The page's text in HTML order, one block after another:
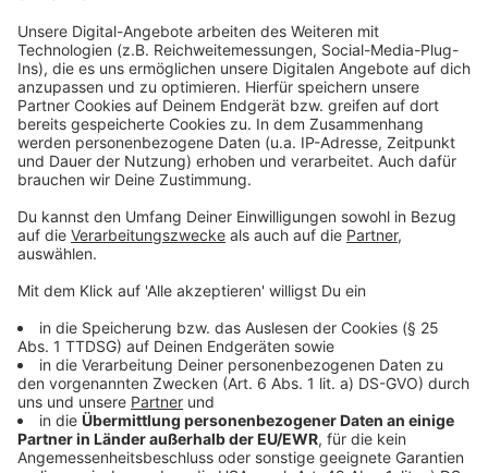
Das generationsübergreifende Spiele-Angebot hat
sich laut Verband in den vergangenen Jahren als ein
Anker für viele Menschen nicht nur in Krisenzeiten
erwiesen. Angesichts von Klimakrise, Inflation oder
Unsicherheiten infolge des Ukraine-Kriegs sei in einigen
Bereichen eine Kaufzurückhaltung beim Verbraucher
spürbar - gegenteilig laufe es hingegen bei den
analogen Spielen. Das gemeinsame Spielen sei vielen
Wohlbefinden.
Anzeige
"Mysterium Kids" und "Planet Unknown" zu
Spielen des Jahres ausgezeichnet